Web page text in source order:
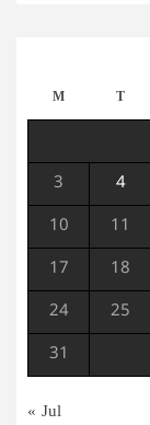
M T
3 4
10 11
17 18
24 25
31
« Jul